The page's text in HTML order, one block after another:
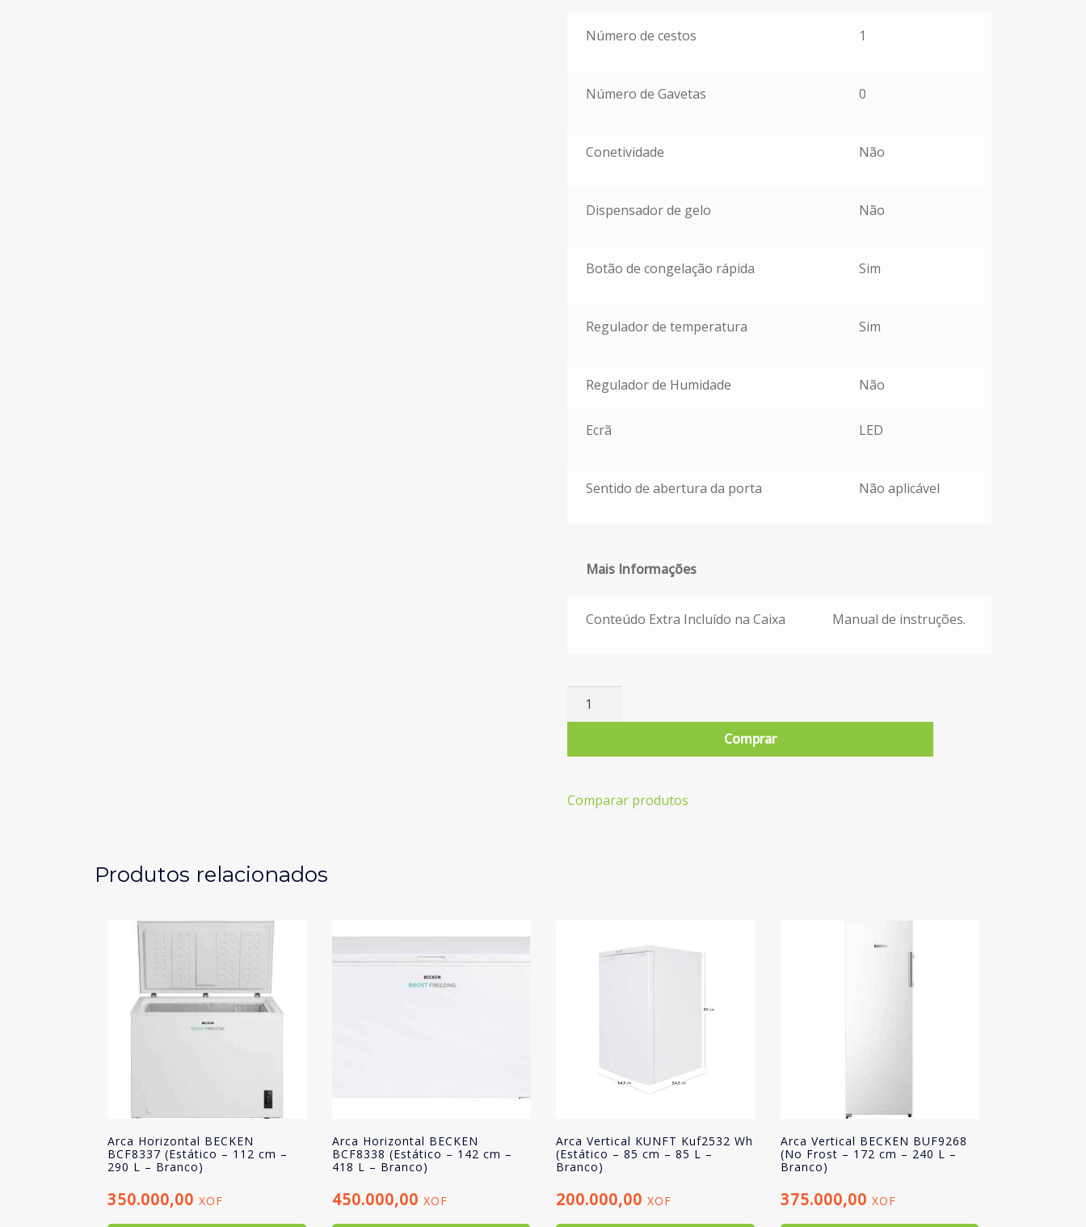
Número de cestos 1
Número de Gavetas 0
Conetividade Não
Dispensador de gelo Não
Botão de congelação rápida Sim
Regulador de temperatura Sim
Regulador de Humidade Não
Ecrã LED
Sentido de abertura da porta Não aplicável
Mais Informações
Conteúdo Extra Incluído na Caixa Manual de instruções.
Quantidade
Horizontal
BCF8337
(Estático
Comprar
Comparar produtos
Produtos relacionados
Arca Horizontal BECKEN
BCF8337 (Estático – 112 cm –
290 L – Branco)
350.000,00 XOF
Arca Horizontal BECKEN
BCF8338 (Estático – 142 cm –
418 L – Branco)
450.000,00 XOF
Arca Vertical KUNFT Kuf2532 Wh
(Estático – 85 cm – 85 L –
Branco)
200.000,00 XOF
Arca Vertical BECKEN BUF9268
(No Frost – 172 cm – 240 L –
Branco)
375.000,00 XOF